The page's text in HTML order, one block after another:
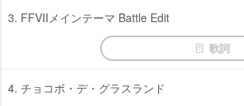
3. FFVIIメインテーマ Battle Edit
歌詞
4. チョコボ・デ・グラスランド